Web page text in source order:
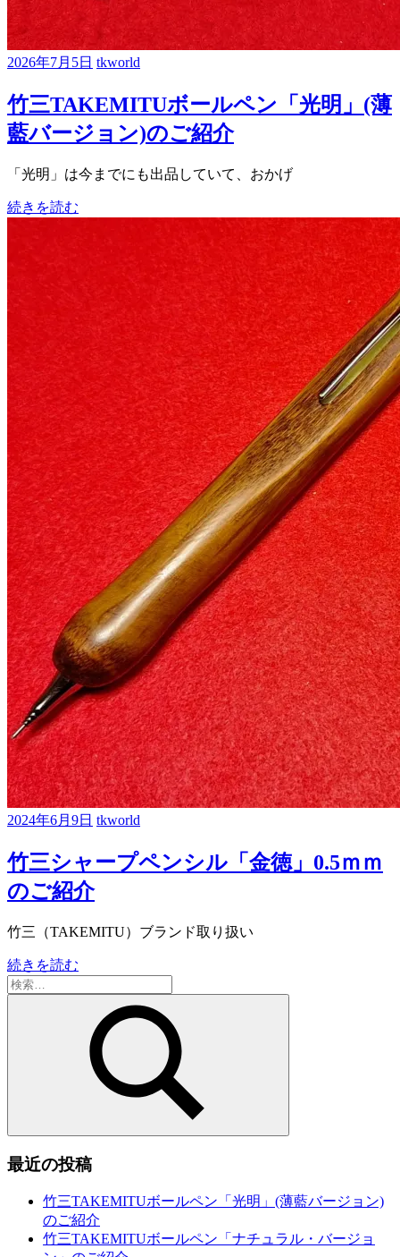
2026年7月5日 tkworld
竹三TAKEMITUボールペン「光明」(薄
藍バージョン)のご紹介
「光明」は今までにも出品していて、おかげ
続きを読む
2024年6月9日 tkworld
竹三シャープペンシル「金徳」0.5ｍｍ
のご紹介
竹三（TAKEMITU）ブランド取り扱い
続きを読む
検
索:
検
最近の投稿
竹三TAKEMITUボールペン「光明」(薄藍バージョン)
のご紹介
竹三TAKEMITUボールペン「ナチュラル・バージョ